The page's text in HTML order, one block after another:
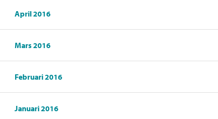
April 2016
Mars 2016
Februari 2016
Januari 2016